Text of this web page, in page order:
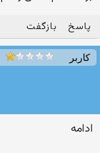
پاسخ بازگفت
کاربر
ادامه